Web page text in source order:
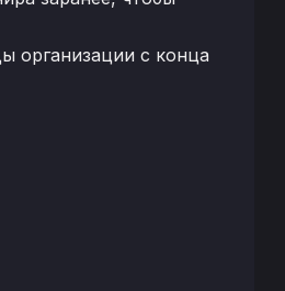
организации с конца